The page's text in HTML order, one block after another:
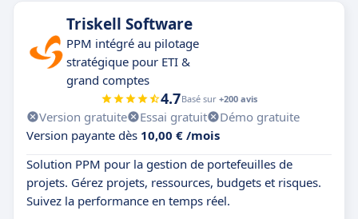
Triskell Software
PPM intégré au pilotage
stratégique pour ETI &
grand comptes
4.7Basé sur +200 avis
Version gratuite Essai gratuit
Démo gratuite
Version payante dès 10,00 € /mois
Solution PPM pour la gestion de portefeuilles de
projets. Gérez projets, ressources, budgets et risques.
Suivez la performance en temps réel.